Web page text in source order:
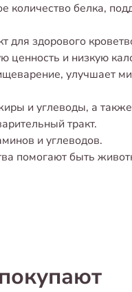
количество белка,
здорового
ценность и низкую
улучшает
и углеводы, а
тракт.
и углеводов.
помогают быть